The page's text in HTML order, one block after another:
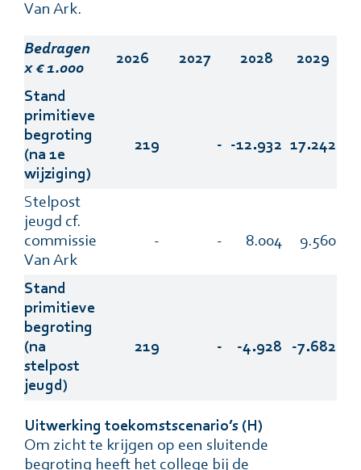
Van Ark.
Bedragen
x € 1.000
2026 2027 2028 2029
Stand
primitieve
begroting
(na 1e
wijziging)
219 - -12.932 17.242
Stelpost
jeugd cf.
commissie
Van Ark
- - 8.004 9.560
Stand
primitieve
begroting
(na
stelpost
jeugd)
219 - -4.928 -7.682
Uitwerking toekomstscenario’s (H)
Om zicht te krijgen op een sluitende
begroting heeft het college bij de